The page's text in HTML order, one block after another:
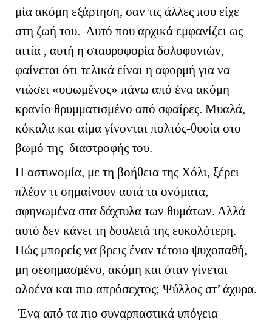
μία ακόμη εξάρτηση, σαν τις άλλες που είχε
στη ζωή του. Αυτό που αρχικά εμφανίζει ως
αιτία , αυτή η σταυροφορία δολοφονιών,
φαίνεται ότι τελικά είναι η αφορμή για να
νιώσει «υψωμένος» πάνω από ένα ακόμη
κρανίο θρυμματισμένο από σφαίρες. Μυαλά,
κόκαλα και αίμα γίνονται πολτός-θυσία στο
βωμό της διαστροφής του.
Η αστυνομία, με τη βοήθεια της Χόλι, ξέρει
πλέον τι σημαίνουν αυτά τα ονόματα,
σφηνωμένα στα δάχτυλα των θυμάτων. Αλλά
αυτό δεν κάνει τη δουλειά της ευκολότερη.
Πώς μπορείς να βρεις έναν τέτοιο ψυχοπαθή,
μη σεσημασμένο, ακόμη και όταν γίνεται
ολοένα και πιο απρόσεχτος; Ψύλλος στ’ άχυρα.
Ένα από τα πιο συναρπαστικά υπόγεια